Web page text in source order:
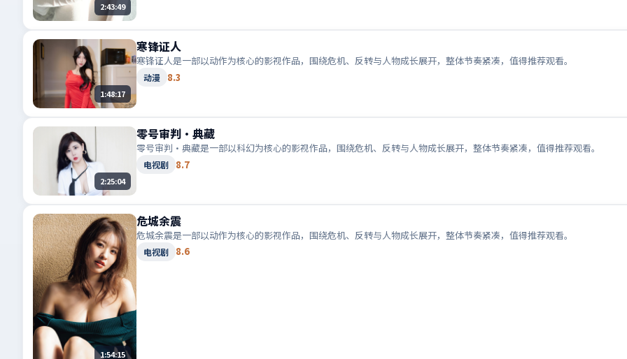
2:43:49
1:48:17
寒锋证人
寒锋证人是一部以动作为核心的影视作品，围绕危机、反转与人物成长展开，整体节奏紧凑，值得推荐观看。
动漫 8.3
2:25:04
零号审判·典藏
零号审判·典藏是一部以科幻为核心的影视作品，围绕危机、反转与人物成长展开，整体节奏紧凑，值得推荐观看。
电视剧 8.7
1:54:15
危城余震
危城余震是一部以动作为核心的影视作品，围绕危机、反转与人物成长展开，整体节奏紧凑，值得推荐观看。
电视剧 8.6